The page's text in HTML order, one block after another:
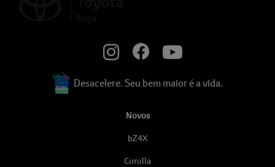
Desacelere. Seu bem maior é a vida.
Novos
bZ4X
Corolla